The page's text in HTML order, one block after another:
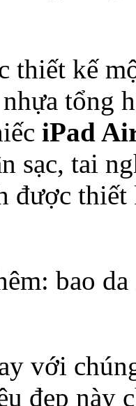
Bao da Samsung
thiết kế
tổng
iPad
sạc, tai
được
bao
với
đẹp này